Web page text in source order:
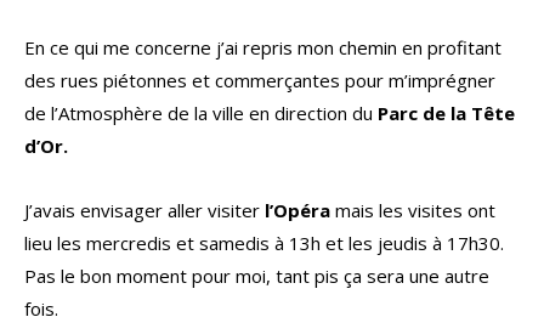
En ce qui me concerne j’ai repris mon chemin en profitant
des rues piétonnes et commerçantes pour m’imprégner
de l’Atmosphère de la ville en direction du Parc de la Tête
d’Or.
J’avais envisager aller visiter l’Opéra mais les visites ont
lieu les mercredis et samedis à 13h et les jeudis à 17h30.
Pas le bon moment pour moi, tant pis ça sera une autre
fois.